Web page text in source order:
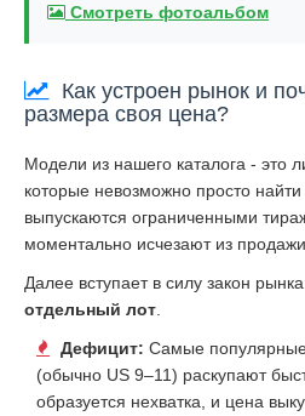
Смотреть фотоальбом
Как устроен рынок и
размера своя цена?
Модели из нашего каталога - это
которые невозможно просто
выпускаются ограниченными
моментально исчезают из
Далее вступает в силу закон
отдельный лот
Дефицит: Самые
(обычно US 9–11) раскупают
образуется нехватка, и цена